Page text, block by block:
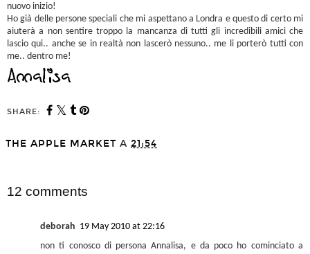
nuovo inizio!
Ho già delle persone speciali che mi aspettano a Londra e questo di certo mi
aiuterà a non sentire troppo la mancanza di tutti gli incredibili amici che
lascio qui.. anche se in realtà non lascerò nessuno.. me li porterò tutti con
me.. dentro me!
SHARE:
THE APPLE MARKET A 21:54
12 comments
deborah 19 May 2010 at 22:16
non ti conosco di persona Annalisa, e da poco ho cominciato a